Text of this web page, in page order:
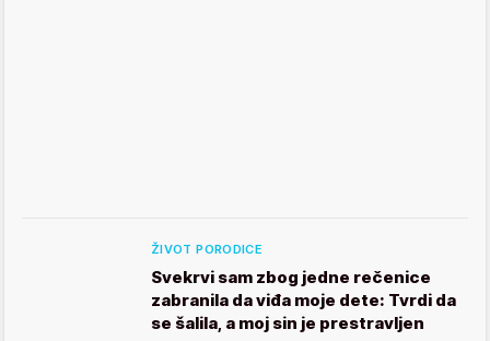
ŽIVOT PORODICE
Svekrvi sam zbog jedne rečenice
zabranila da viđa moje dete: Tvrdi da
se šalila, a moj sin je prestravljen